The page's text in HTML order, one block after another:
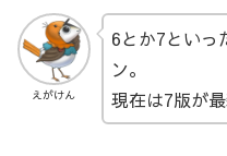
えがけん
6とか7といっ
ン。
現在は7版が